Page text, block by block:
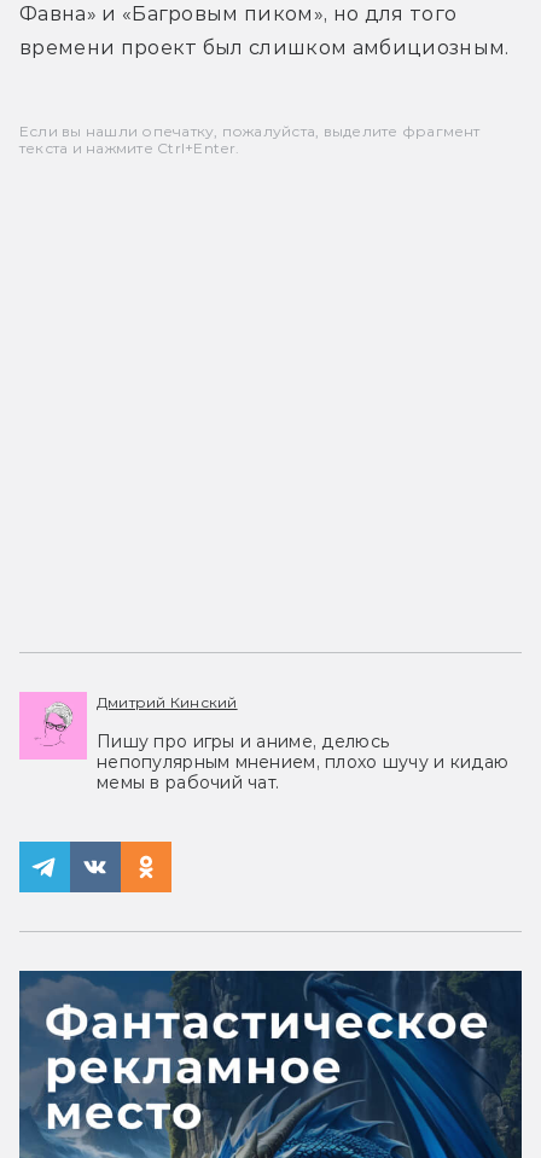
Фавна» и «Багровым пиком», но для того
времени проект был слишком амбициозным.
Если вы нашли опечатку, пожалуйста, выделите фрагмент
текста и нажмите Ctrl+Enter.
Дмитрий Кинский
Пишу про игры и аниме, делюсь
непопулярным мнением, плохо шучу и кидаю
мемы в рабочий чат.